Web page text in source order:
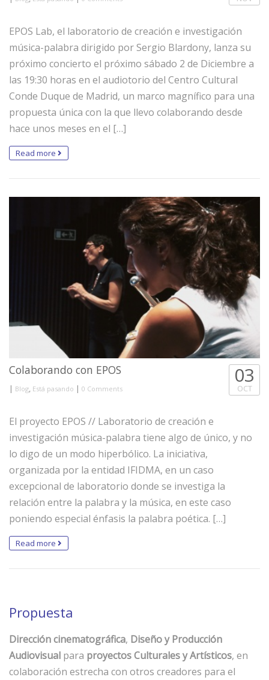
EPOS Lab, el laboratorio de creación e investigación
música-palabra dirigido por Sergio Blardony, lanza su
próximo concierto el próximo sábado 2 de Diciembre a
las 19:30 horas en el audiotorio del Centro Cultural
Conde Duque de Madrid, un marco magnífico para una
propuesta única con la que llevo colaborando desde
hace unos meses en el […]
Read more
Colaborando con EPOS
| Blog, Está pasando | 0 Comments
03
OCT
El proyecto EPOS // Laboratorio de creación e
investigación música-palabra tiene algo de único, y no
lo digo de un modo hiperbólico. La iniciativa,
organizada por la entidad IFIDMA, en un caso
excepcional de laboratorio donde se investiga la
relación entre la palabra y la música, en este caso
poniendo especial énfasis la palabra poética. […]
Read more
Propuesta
Dirección cinematográfica, Diseño y Producción
Audiovisual para proyectos Culturales y Artísticos, en
colaboración estrecha con otros creadores para el